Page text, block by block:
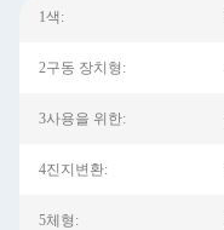
1색:
2구동 장치형:
3사용을 위한:
4진지변환:
5체형: